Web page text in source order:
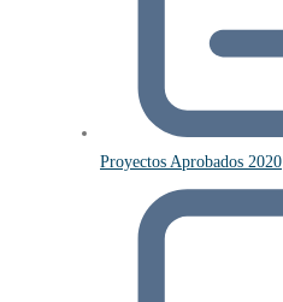
Proyectos Aprobados 2020